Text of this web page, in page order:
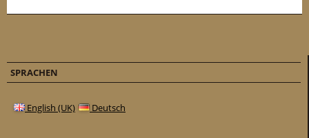
SPRACHEN
English (UK) Deutsch